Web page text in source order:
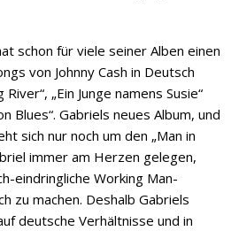
schon für viele seiner Alben einen
von Johnny Cash in Deutsch
„Ein Junge namens Susie“
Blues“. Gabriels neues Album, und
sich nur noch um den „Man in
immer am Herzen gelegen,
eindringliche Working Man-
zu machen. Deshalb Gabriels
deutsche Verhältnisse und in